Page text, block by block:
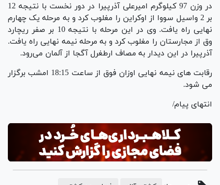
در وزن 97 کیلوگرم امیرعلی آذرپیرا در دور نخست با نتیجه 12
بر 2 واسیل سووا از اوکراین را مغلوب کرد و به مرحله یک چهارم
نهایی راه یافت. وی در این مرحله با نتیجه 10 بر صفر ریچارد
وق از مجارستان را مغلوب کرد و به مرحله نیمه نهایی راه یافت.
آذرپیرا در این دیدار به مصاف ارطغرل آگجا از آلمان می‌رود.
رقابت های نیمه نهایی اوزان فوق از ساعت 18:15 امشب برگزار
می شود.
انتهای پیام/